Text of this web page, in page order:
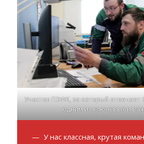
Участок ПЭФК, за который отвечает
одним из ключевых и
— У нас классная, крутая